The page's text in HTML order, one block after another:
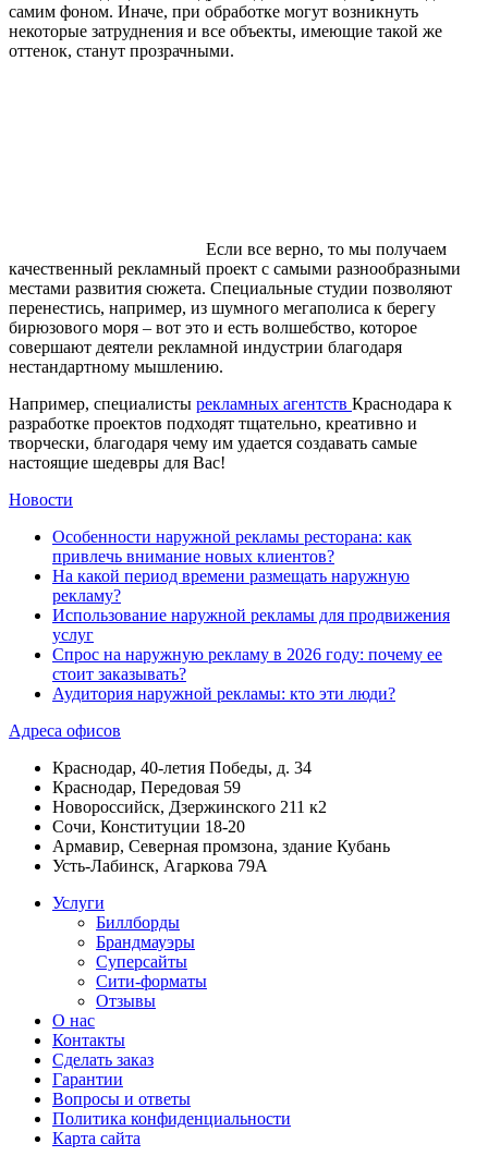
самим фоном. Иначе, при обработке могут возникнуть
некоторые затруднения и все объекты, имеющие такой же
оттенок, станут прозрачными.
Если все верно, то мы получаем
качественный рекламный проект с самыми разнообразными
местами развития сюжета. Специальные студии позволяют
перенестись, например, из шумного мегаполиса к берегу
бирюзового моря – вот это и есть волшебство, которое
совершают деятели рекламной индустрии благодаря
нестандартному мышлению.
Например, специалисты рекламных агентств Краснодара к
разработке проектов подходят тщательно, креативно и
творчески, благодаря чему им удается создавать самые
настоящие шедевры для Вас!
Новости
Особенности наружной рекламы ресторана: как
привлечь внимание новых клиентов?
На какой период времени размещать наружную
рекламу?
Использование наружной рекламы для продвижения
услуг
Спрос на наружную рекламу в 2026 году: почему ее
стоит заказывать?
Аудитория наружной рекламы: кто эти люди?
Адреса офисов
Краснодар, 40-летия Победы, д. 34
Краснодар, Передовая 59
Новороссийск, Дзержинского 211 к2
Сочи, Конституции 18-20
Армавир, Северная промзона, здание Кубань
Усть-Лабинск, Агаркова 79А
Услуги
Биллборды
Брандмауэры
Суперсайты
Сити-форматы
Отзывы
О нас
Контакты
Сделать заказ
Гарантии
Вопросы и ответы
Политика конфиденциальности
Карта сайта